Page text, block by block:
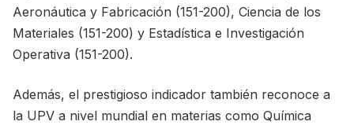
Aeronáutica y Fabricación (151-200), Ciencia de los
Materiales (151-200) y Estadística e Investigación
Operativa (151-200).
Además, el prestigioso indicador también reconoce a
la UPV a nivel mundial en materias como Química